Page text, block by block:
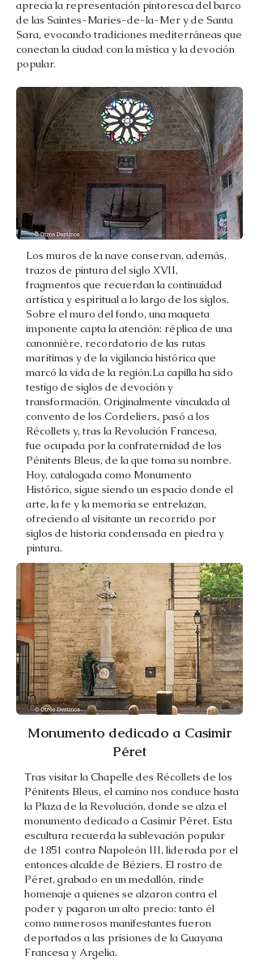
aprecia la representación pintoresca del barco
de las Saintes-Maries-de-la-Mer y de Santa
Sara, evocando tradiciones mediterráneas que
conectan la ciudad con la mística y la devoción
popular.
Los muros de la nave conservan, además,
trazos de pintura del siglo XVII,
fragmentos que recuerdan la continuidad
artística y espiritual a lo largo de los siglos.
Sobre el muro del fondo, una maqueta
imponente capta la atención: réplica de una
canonnière, recordatorio de las rutas
marítimas y de la vigilancia histórica que
marcó la vida de la región.La capilla ha sido
testigo de siglos de devoción y
transformación. Originalmente vinculada al
convento de los Cordeliers, pasó a los
Récollets y, tras la Revolución Francesa,
fue ocupada por la confraternidad de los
Pénitents Bleus, de la que toma su nombre.
Hoy, catalogada como Monumento
Histórico, sigue siendo un espacio donde el
arte, la fe y la memoria se entrelazan,
ofreciendo al visitante un recorrido por
siglos de historia condensada en piedra y
pintura.
Monumento dedicado a Casimir
Péret
Tras visitar la Chapelle des Récollets de los
Pénitents Bleus, el camino nos conduce hasta
la Plaza de la Revolución, donde se alza el
monumento dedicado a Casimir Péret. Esta
escultura recuerda la sublevación popular
de 1851 contra Napoleón III, liderada por el
entonces alcalde de Béziers. El rostro de
Péret, grabado en un medallón, rinde
homenaje a quienes se alzaron contra el
poder y pagaron un alto precio: tanto él
como numerosos manifestantes fueron
deportados a las prisiones de la Guayana
Francesa y Argelia.